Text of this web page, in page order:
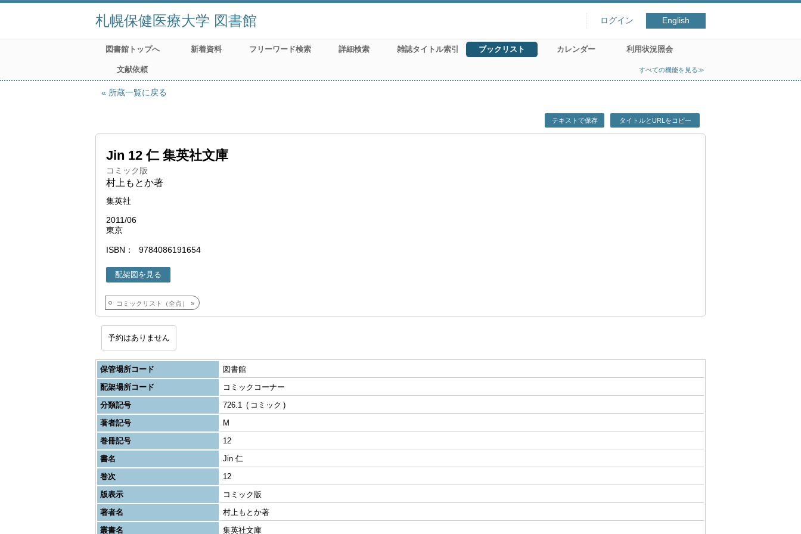
札幌保健医療大学 図書館 ログイン English
図書館トップへ 新着資料 フリーワード検索 詳細検索 雑誌タイトル索引 ブックリスト カレンダー 利用状況照会
文献依頼 すべての機能を見る≫
所蔵一覧に戻る
テキストで保存 タイトルとURLをコピー
Jin 12 仁 集英社文庫
コミック版
村上もとか著
集英社
2011/06
東京
ISBN 9784086191654
配架図を見る
コミックリスト（全点）
予約はありません
保管場所コード
図書館
配架場所コード
コミックコーナー
分類記号
726.1
コミック
著者記号
M
巻冊記号
12
書名
Jin 仁
巻次
12
版表示
コミック版
著者名
村上もとか著
叢書名
集英社文庫